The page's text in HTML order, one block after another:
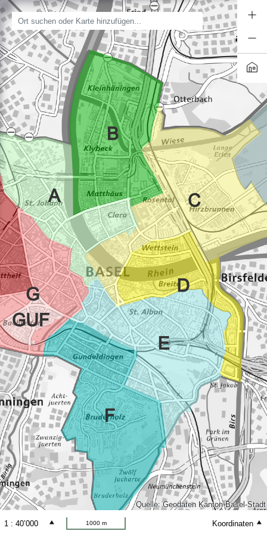
Quelle: Geodaten Kanton Basel-Stadt
1 : 40’000 1000 m Koordinaten